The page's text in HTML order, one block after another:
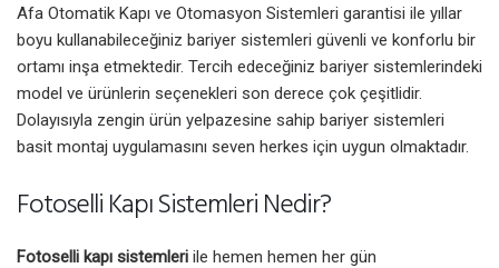
Afa Otomatik Kapı ve Otomasyon Sistemleri garantisi ile yıllar
boyu kullanabileceğiniz bariyer sistemleri güvenli ve konforlu bir
ortamı inşa etmektedir. Tercih edeceğiniz bariyer sistemlerindeki
model ve ürünlerin seçenekleri son derece çok çeşitlidir.
Dolayısıyla zengin ürün yelpazesine sahip bariyer sistemleri
basit montaj uygulamasını seven herkes için uygun olmaktadır.
Fotoselli Kapı Sistemleri Nedir?
Fotoselli kapı sistemleri ile hemen hemen her gün